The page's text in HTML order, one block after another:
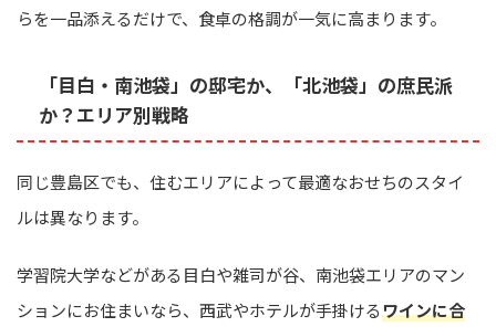
らを一品添えるだけで、食卓の格調が一気に高まります。
「目白・南池袋」の邸宅か、「北池袋」の庶民派
か？エリア別戦略
同じ豊島区でも、住むエリアによって最適なおせちのスタイ
ルは異なります。
学習院大学などがある目白や雑司が谷、南池袋エリアのマン
ションにお住まいなら、西武やホテルが手掛けるワインに合